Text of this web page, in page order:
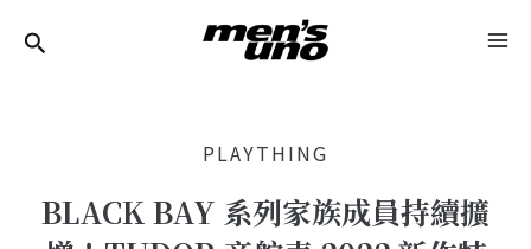
PLAYTHING
BLACK BAY 系列家族成員持續擴
Navigation